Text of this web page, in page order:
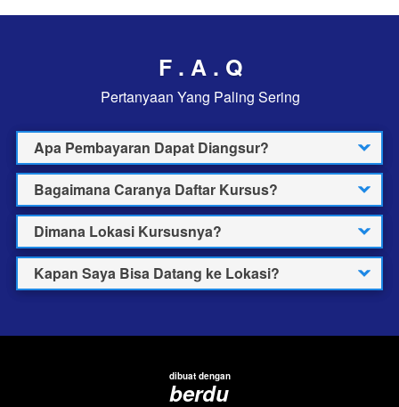
F . A . Q
Pertanyaan Yang Paling Sering
Apa Pembayaran Dapat Diangsur?
Bagaimana Caranya Daftar Kursus?
Dimana Lokasi Kursusnya?
Kapan Saya Bisa Datang ke Lokasi?
dibuat dengan
berdu